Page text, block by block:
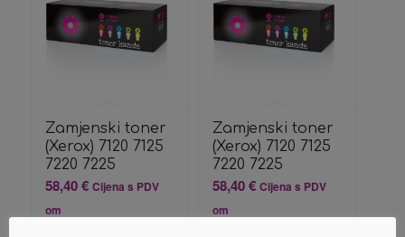
Zamjenski toner
(Xerox) 7120 7125
7220 7225
58,40€ Cijena s PDV
om
Zamjenski toner
(Xerox) 7120 7125
7220 7225
58,40€ Cijena s PDV
om